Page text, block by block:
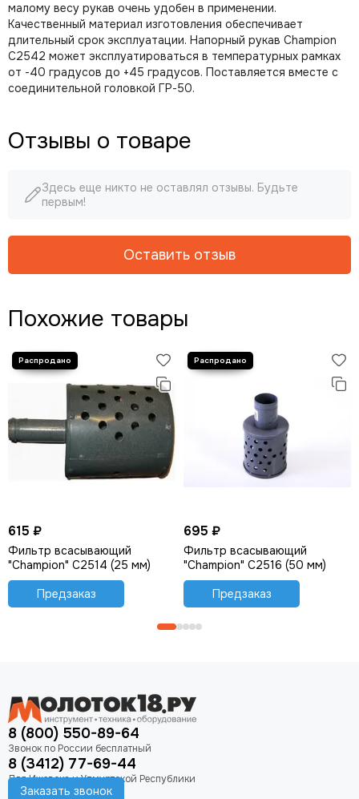
малому весу рукав очень удобен в применении.
Качественный материал изготовления обеспечивает
длительный срок эксплуатации. Напорный рукав Champion
C2542 может эксплуатироваться в температурных рамках
от -40 градусов до +45 градусов. Поставляется вместе с
соединительной головкой ГР-50.
Отзывы о товаре
Здесь еще никто не оставлял отзывы. Будьте
первым!
Оставить отзыв
Похожие товары
615 ₽
Фильтр всасывающий
"Champion" C2514 (25 мм)
Предзаказ
695 ₽
Фильтр всасывающий
"Champion" C2516 (50 мм)
Предзаказ
8 (800) 550-89-64
8 (3412) 77-69-44
Заказать звонок